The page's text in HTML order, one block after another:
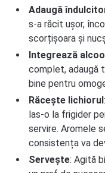
Adaugă
s-a răcit ușor,
scorțișoara și
Integrează
complet, adaugă
bine pentru
Răcește lichiorul
las-o la frigider
servire. Aromele
consistența va
Servește: Agită